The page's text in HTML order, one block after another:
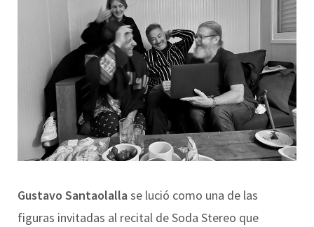
Gustavo Santaolalla se lució como una de las
figuras invitadas al recital de Soda Stereo que